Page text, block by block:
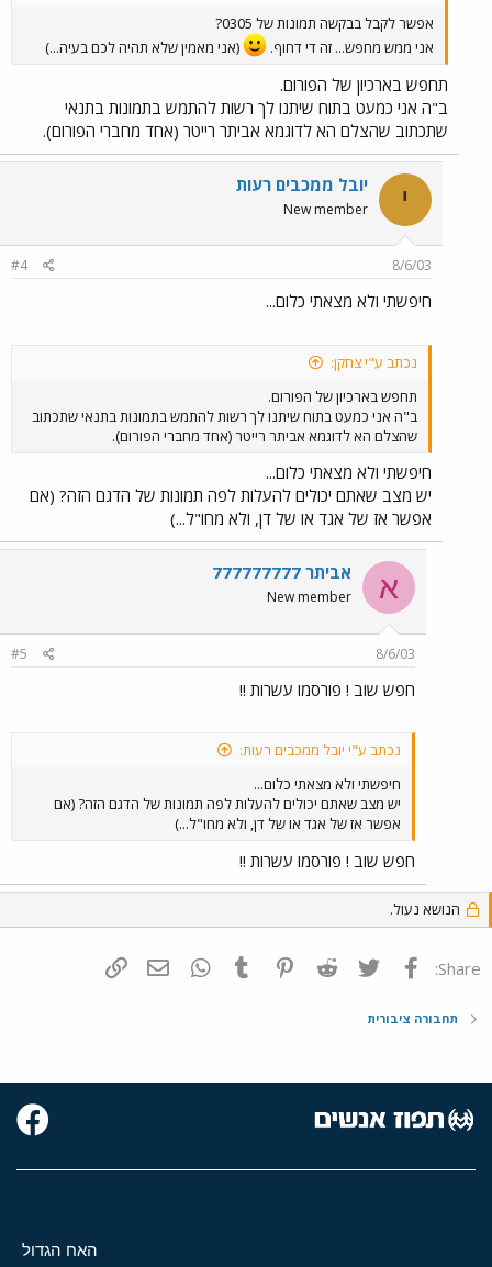
אפשר לקבל בבקשה תמונות של 0305?
אני ממש מחפש... זה די דחוף.
(אני מאמין שלא תהיה לכם בעיה...)
תחפש בארכיון של הפורום.
ב"ה אני כמעט בתוח שיתנו לך רשות להתמש בתמונות בתנאי
שתכתוב שהצלם הא לדוגמא אביתר רייטר (אחד מחברי הפורום).
י יובל ממכבים רעות
New member
8/6/03
#4
חיפשתי ולא מצאתי כלום...
נכתב ע"י צחקן:
תחפש בארכיון של הפורום.
ב"ה אני כמעט בתוח שיתנו לך רשות להתמש בתמונות בתנאי שתכתוב
שהצלם הא לדוגמא אביתר רייטר (אחד מחברי הפורום).
חיפשתי ולא מצאתי כלום...
יש מצב שאתם יכולים להעלות לפה תמונות של הדגם הזה? (אם
אפשר אז של אגד או של דן, ולא מחו"ל...)
א אביתר 777777777
New member
8/6/03
#5
חפש שוב ! פורסמו עשרות !!
נכתב ע"י יובל ממכבים רעות:
חיפשתי ולא מצאתי כלום...
יש מצב שאתם יכולים להעלות לפה תמונות של הדגם הזה? (אם
אפשר אז של אגד או של דן, ולא מחו"ל...)
חפש שוב ! פורסמו עשרות !!
הנושא נעול.
Share: פייסבוק Twitter
Reddit
Pinterest
Tumblr
WhatsAppדואר אלקטרוני
תחבורה ציבורית
האח הגדול